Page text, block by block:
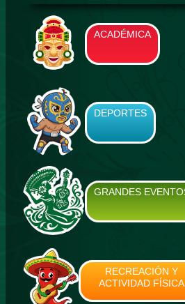
ACADÉMICA
DEPORTES
GRANDES
RECREACIÓN Y
ACTIVIDAD FÍSICA